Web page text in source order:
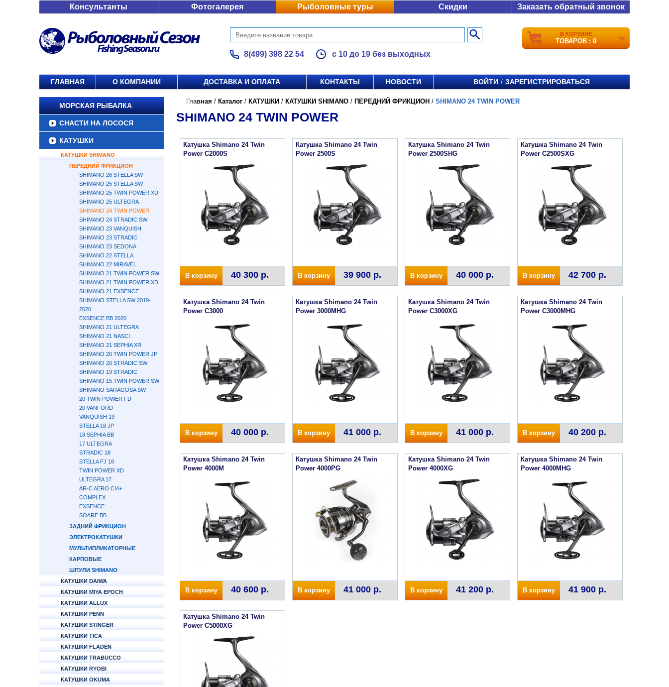
Консультанты Фотогалерея Рыболовные туры Скидки Заказать обратный звонок
8(499) 398 22 54 с 10 до 19 без выходных
В КОРЗИНЕ
ТОВАРОВ : 0
ГЛАВНАЯ О КОМПАНИИ ДОСТАВКА И ОПЛАТА КОНТАКТЫ НОВОСТИ ВОЙТИ / ЗАРЕГИСТРИРОВАТЬСЯ
МОРСКАЯ РЫБАЛКА
СНАСТИ НА ЛОСОСЯ
КАТУШКИ
КАТУШКИ SHIMANO
ПЕРЕДНИЙ ФРИКЦИОН
SHIMANO 26 STELLA SW
SHIMANO 25 STELLA SW
SHIMANO 25 TWIN POWER XD
SHIMANO 25 ULTEGRA
SHIMANO 24 TWIN POWER
SHIMANO 24 STRADIC SW
SHIMANO 23 VANQUISH
SHIMANO 23 STRADIC
SHIMANO 23 SEDONA
SHIMANO 22 STELLA
SHIMANO 22 MIRAVEL
SHIMANO 21 TWIN POWER SW
SHIMANO 21 TWIN POWER XD
SHIMANO 21 EXSENCE
SHIMANO STELLA SW 2019-
2020
EXSENCE BB 2020
SHIMANO 21 ULTEGRA
SHIMANO 21 NASCI
SHIMANO 21 SEPHIA XR
SHIMANO 20 TWIN POWER JP
SHIMANO 20 STRADIC SW
SHIMANO 19 STRADIC
SHIMANO 15 TWIN POWER SW
SHIMANO SARAGOSA SW
20 TWIN POWER FD
20 VANFORD
VANQUISH 19
STELLA 18 JP
18 SEPHIA BB
17 ULTEGRA
STRADIC 18
STELLA FJ 18
TWIN POWER XD
ULTEGRA 17
AR-C AERO CI4+
COMPLEX
EXSENCE
SOARE BB
ЗАДНИЙ ФРИКЦИОН
ЭЛЕКТРОКАТУШКИ
МУЛЬТИПЛИКАТОРНЫЕ
КАРПОВЫЕ
ШПУЛИ SHIMANO
КАТУШКИ DAIWA
КАТУШКИ MIYA EPOCH
КАТУШКИ ALLUX
КАТУШКИ PENN
КАТУШКИ STINGER
КАТУШКИ TICA
КАТУШКИ FLADEN
КАТУШКИ TRABUCCO
КАТУШКИ RYOBI
КАТУШКИ OKUMA
Главная / Каталог / КАТУШКИ / КАТУШКИ SHIMANO / ПЕРЕДНИЙ ФРИКЦИОН / SHIMANO 24 TWIN POWER
SHIMANO 24 TWIN POWER
Катушка Shimano 24 Twin
Power C2000S
В корзину 40 300 р.
Катушка Shimano 24 Twin
Power 2500S
В корзину 39 900 р.
Катушка Shimano 24 Twin
Power 2500SHG
В корзину 40 000 р.
Катушка Shimano 24 Twin
Power C2500SXG
В корзину 42 700 р.
Катушка Shimano 24 Twin
Power C3000
В корзину 40 000 р.
Катушка Shimano 24 Twin
Power 3000MHG
В корзину 41 000 р.
Катушка Shimano 24 Twin
Power C3000XG
В корзину 41 000 р.
Катушка Shimano 24 Twin
Power C3000MHG
В корзину 40 200 р.
Катушка Shimano 24 Twin
Power 4000M
В корзину 40 600 р.
Катушка Shimano 24 Twin
Power 4000PG
В корзину 41 000 р.
Катушка Shimano 24 Twin
Power 4000XG
В корзину 41 200 р.
Катушка Shimano 24 Twin
Power 4000MHG
В корзину 41 900 р.
Катушка Shimano 24 Twin
Power C5000XG